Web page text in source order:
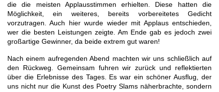
die die meisten Applausstimmen erhielten. Diese hatten die
Möglichkeit, ein weiteres, bereits vorbereitetes Gedicht
vorzutragen. Auch hier wurde wieder mit Applaus entschieden,
wer die besten Leistungen zeigte. Am Ende gab es jedoch zwei
großartige Gewinner, da beide extrem gut waren!
Nach einem aufregenden Abend machten wir uns schließlich auf
den Rückweg. Gemeinsam fuhren wir zurück und reflektierten
über die Erlebnisse des Tages. Es war ein schöner Ausflug, der
uns nicht nur die Kunst des Poetry Slams näherbrachte, sondern